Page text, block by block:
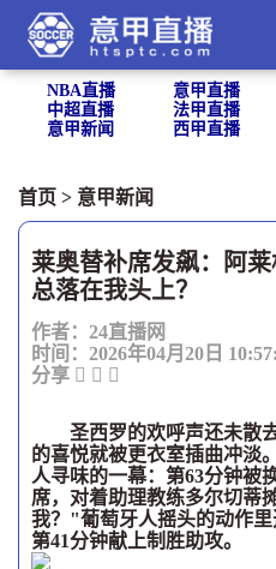
NBA直播 意甲直播
中超直播
法甲直播
意甲新闻
西甲直播
首页 > 意甲新闻
莱奥替补席发飙：阿
总落在我头上？
作者：24直播网
时间：2026年04月20日
分享
圣西罗的欢呼声还未散去
的喜悦就被更衣室插曲冲淡
人寻味的一幕：第63分钟被
席，对着助理教练多尔切蒂
我？"葡萄牙人摇头的动作
第41分钟献上制胜助攻。